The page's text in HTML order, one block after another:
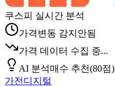
쿠스피 실시간 분석
가격변동 감지안됨
가격 데이터 수집 중...
AI 분석매수 추천(80점)
가전디지털